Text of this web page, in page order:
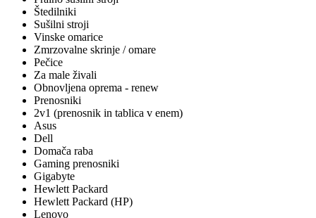
Štedilniki
Sušilni stroji
Vinske omarice
Zmrzovalne skrinje / omare
Pečice
Za male živali
Obnovljena oprema - renew
Prenosniki
2v1 (prenosnik in tablica v enem)
Asus
Dell
Domača raba
Gaming prenosniki
Gigabyte
Hewlett Packard
Hewlett Packard (HP)
Lenovo